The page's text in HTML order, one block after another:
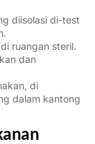
diisolasi di-test
ruangan steril.
dan
di
dalam kantong